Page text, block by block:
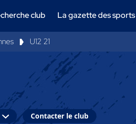
club La gazette des sports
U12 21
Contacter le club